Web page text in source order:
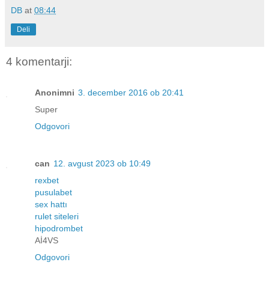
DB at 08:44
Deli
4 komentarji:
Anonimni 3. december 2016 ob 20:41
Super
Odgovori
can 12. avgust 2023 ob 10:49
rexbet
pusulabet
sex hattı
rulet siteleri
hipodrombet
Aİ4VS
Odgovori